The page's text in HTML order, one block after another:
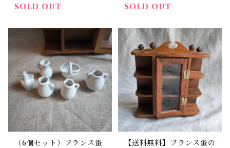
サイズ 【475】【フラン
SOLD OUT
サイズ 【476】【フラ
SOLD OUT
（6個セット）フランス蚤
【送料無料】フランス蚤の